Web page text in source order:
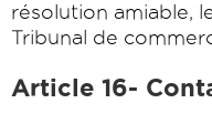
résolution amiable,
Tribunal de
Article 16-